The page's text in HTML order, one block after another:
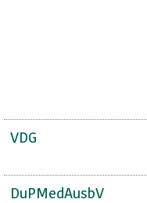
VDG
DuPMedAusbV